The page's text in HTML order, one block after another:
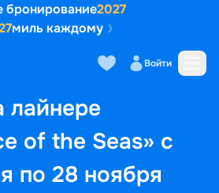
бронирование2027
миль каждому
Войти
лайнере
of the Seas» с
по 28 ноября
кают Маршрут и